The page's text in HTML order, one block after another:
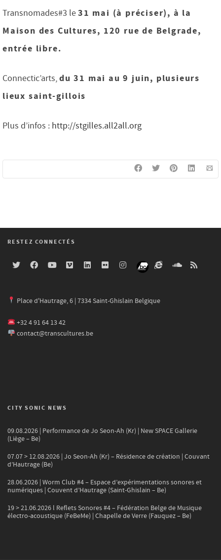
Transnomades#3 le31 mai (à préciser), à la
Maison des Cultures, 120 rue de Belgrade,
entrée libre.
Connectic’arts,du 31 mai au 9 juin, plusieurs
lieux saint-gillois
Plus d’infos : http://stgilles.all2all.org
RESTEZ CONNECTÉS
Place d'Hautrage, 6 | 7334 Saint-Ghislain Belgique
+32 4 91 64 13 42
contact@transcultures.be
CITY SONIC NEWS
09.08.2026 | Performance de Jo Seon-Ah (Kr) | New SPACE Gallerie
(Liège – Be)
07.07 > 12.08.2026 | Jo Seon-Ah (Kr) – Résidence de création | Couvant
d’Hautrage (Be)
28.06.2026 | Worm Club #4 – Espace d’expérimentations sonores et
numériques | Couvent d’Hautrage (Saint-Ghislain – Be)
19 > 21.06.2026 l Reflets Sonores #4 – Fédération Belge de Musique
électro-acoustique (FeBeMe) | Chapelle de Verre (Fauquez – Be)